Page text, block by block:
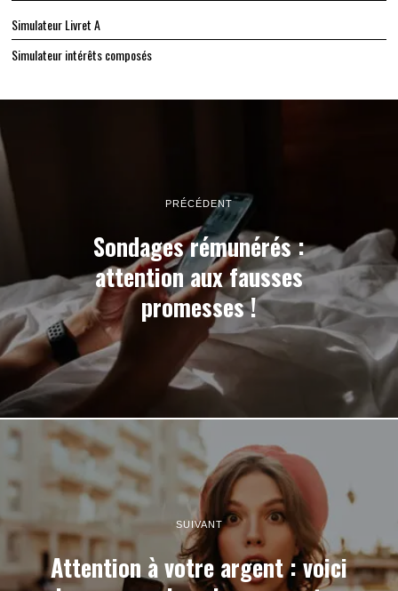
Simulateur Livret A
Simulateur intérêts composés
PRÉCÉDENT
Sondages rémunérés :
attention aux fausses
promesses !
SUIVANT
Attention à votre argent : voici